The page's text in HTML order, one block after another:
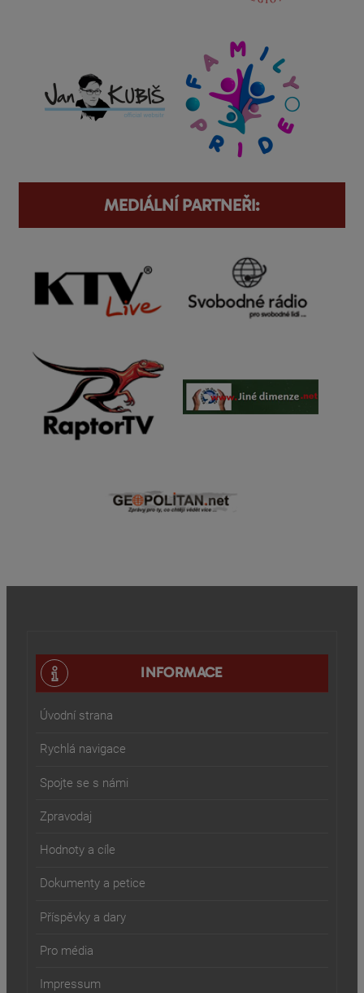
MEDIÁLNÍ PARTNEŘI:
INFORMACE
Úvodní strana
Rychlá navigace
Spojte se s námi
Zpravodaj
Hodnoty a cíle
Dokumenty a petice
Příspěvky a dary
Pro média
Impressum